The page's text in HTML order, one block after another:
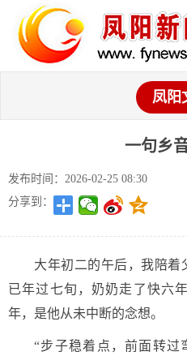
凤阳
一句乡
发布时间：2026-02-25 08:30
分享到：
大年初二的午后，我陪着
已年过七旬，奶奶走了快六
年，是他从未中断的念想。
“步子稳着点，前面转过